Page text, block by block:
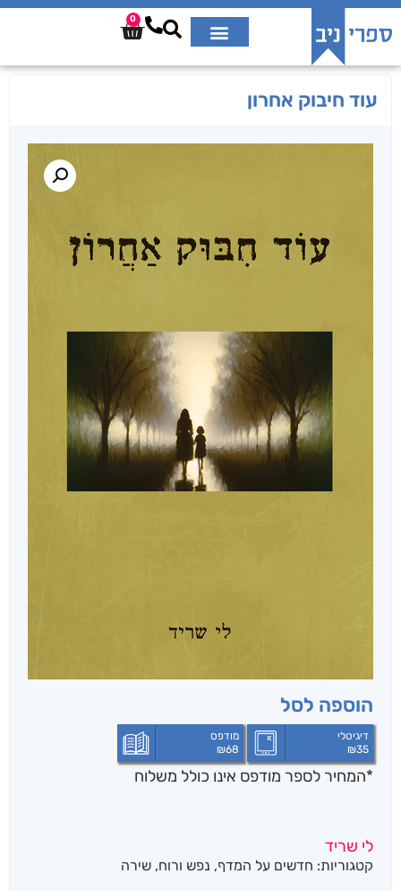
0
עוד חיבוק אחרון
הוספה לסל
דיגיטלי
₪35
מודפס
₪68
*המחיר לספר מודפס אינו כולל משלוח
לי שריד
קטגוריות: חדשים על המדף, נפש ורוח, שירה